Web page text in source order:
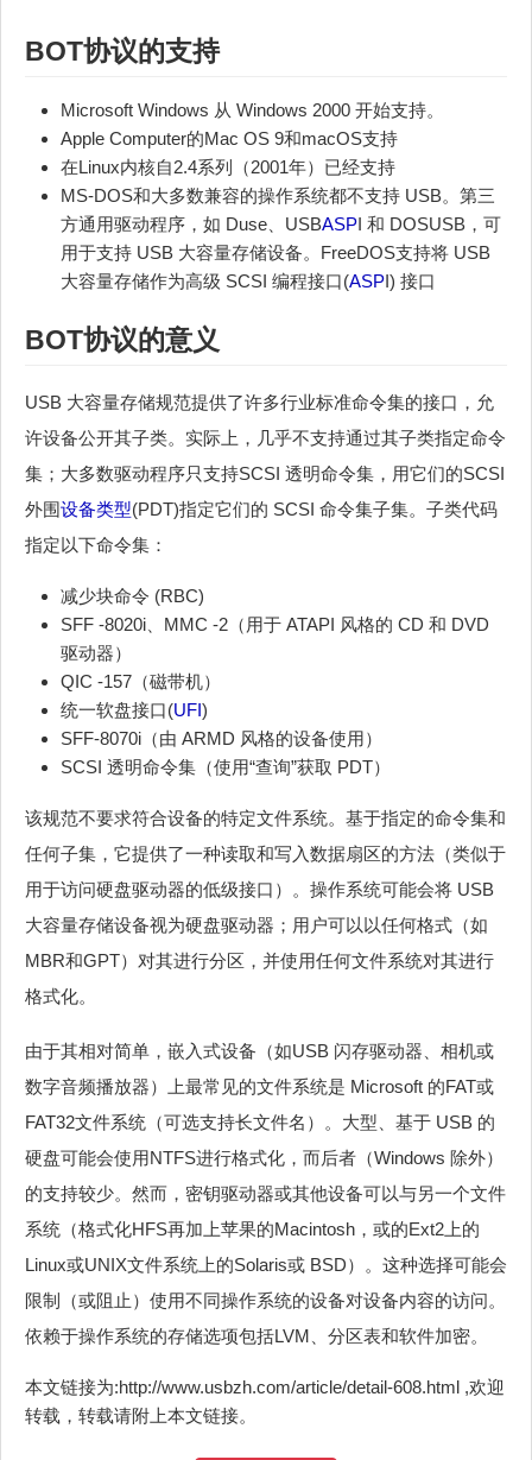
BOT协议的支持
Microsoft Windows 从 Windows 2000 开始支持。
Apple Computer的Mac OS 9和macOS支持
在Linux内核自2.4系列（2001年）已经支持
MS-DOS和大多数兼容的操作系统都不支持 USB。第三
方通用驱动程序，如 Duse、USBASPI 和 DOSUSB，可
用于支持 USB 大容量存储设备。FreeDOS支持将 USB
大容量存储作为高级 SCSI 编程接口(ASPI) 接口
BOT协议的意义
USB 大容量存储规范提供了许多行业标准命令集的接口，允
许设备公开其子类。实际上，几乎不支持通过其子类指定命令
集；大多数驱动程序只支持SCSI 透明命令集，用它们的SCSI
外围设备类型(PDT)指定它们的 SCSI 命令集子集。子类代码
指定以下命令集：
减少块命令 (RBC)
SFF -8020i、MMC -2（用于 ATAPI 风格的 CD 和 DVD
驱动器）
QIC -157（磁带机）
统一软盘接口(UFI)
SFF-8070i（由 ARMD 风格的设备使用）
SCSI 透明命令集（使用“查询”获取 PDT）
该规范不要求符合设备的特定文件系统。基于指定的命令集和
任何子集，它提供了一种读取和写入数据扇区的方法（类似于
用于访问硬盘驱动器的低级接口）。操作系统可能会将 USB
大容量存储设备视为硬盘驱动器；用户可以以任何格式（如
MBR和GPT）对其进行分区，并使用任何文件系统对其进行
格式化。
由于其相对简单，嵌入式设备（如USB 闪存驱动器、相机或
数字音频播放器）上最常见的文件系统是 Microsoft 的FAT或
FAT32文件系统（可选支持长文件名）。大型、基于 USB 的
硬盘可能会使用NTFS进行格式化，而后者（Windows 除外）
的支持较少。然而，密钥驱动器或其他设备可以与另一个文件
系统（格式化HFS再加上苹果的Macintosh，或的Ext2上的
Linux或UNIX文件系统上的Solaris或 BSD）。这种选择可能会
限制（或阻止）使用不同操作系统的设备对设备内容的访问。
依赖于操作系统的存储选项包括LVM、分区表和软件加密。
本文链接为:http://www.usbzh.com/article/detail-608.html ,欢迎
转载，转载请附上本文链接。